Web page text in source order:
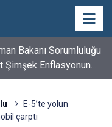
Bakanı Sorumluluğu
Şimşek Enflasyonun
E-5’te yolun
çarptı